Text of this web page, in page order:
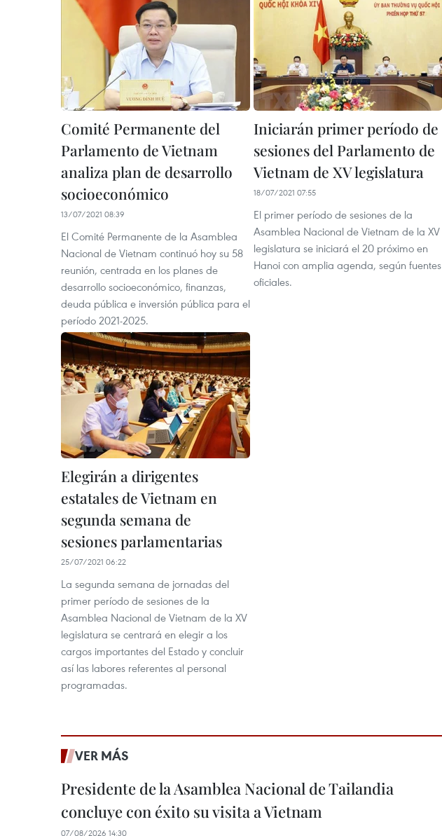
Comité Permanente del
Parlamento de Vietnam
analiza plan de desarrollo
socioeconómico
13/07/2021 08:39
El Comité Permanente de la Asamblea
Nacional de Vietnam continuó hoy su 58
reunión, centrada en los planes de
desarrollo socioeconómico, finanzas,
deuda pública e inversión pública para el
período 2021-2025.
Iniciarán primer período de
sesiones del Parlamento de
Vietnam de XV legislatura
18/07/2021 07:55
El primer período de sesiones de la
Asamblea Nacional de Vietnam de la XV
legislatura se iniciará el 20 próximo en
Hanoi con amplia agenda, según fuentes
oficiales.
Elegirán a dirigentes
estatales de Vietnam en
segunda semana de
sesiones parlamentarias
25/07/2021 06:22
La segunda semana de jornadas del
primer período de sesiones de la
Asamblea Nacional de Vietnam de la XV
legislatura se centrará en elegir a los
cargos importantes del Estado y concluir
así las labores referentes al personal
programadas.
VER MÁS
Presidente de la Asamblea Nacional de Tailandia
concluye con éxito su visita a Vietnam
07/08/2026 14:30